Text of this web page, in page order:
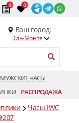
0 0
Ваш город:
Эль-Монте
МУЖСКИЕ ЧАСЫ
РАСПРОДАЖА
Часы IWC